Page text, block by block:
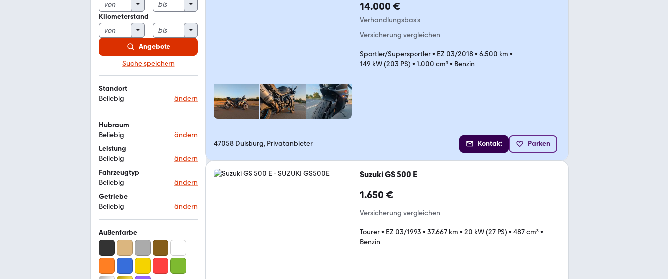
Kilometerstand
Angebote
Suche speichern
Standort
Beliebig
ändern
Hubraum
Beliebig
ändern
Leistung
Beliebig
ändern
Fahrzeugtyp
Beliebig
ändern
Getriebe
Beliebig
ändern
Außenfarbe
14.000 €
Verhandlungsbasis
Versicherung vergleichen
Sportler/Supersportler• EZ 03/2018• 6.500 km •
149 kW (203 PS) • 1.000 cm³• Benzin
47058 Duisburg, Privatanbieter Kontakt Parken
Suzuki GS 500 E
1.650 €
Versicherung vergleichen
Tourer• EZ 03/1993 • 37.667 km • 20 kW (27 PS) • 487 cm³•
Benzin